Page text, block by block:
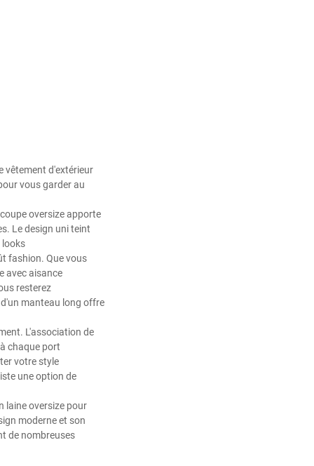
vêtement d'extérieur
vous garder au
oversize apporte
Le design uni teint
looks
fashion. Que vous
avec aisance
resterez
manteau long offre
L'association de
chaque port
votre style
une option de
laine oversize pour
moderne et son
de nombreuses